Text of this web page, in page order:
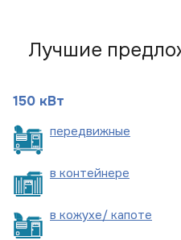
Лучшие
150 кВт
передвижные
в контейнере
в кожухе/ капоте